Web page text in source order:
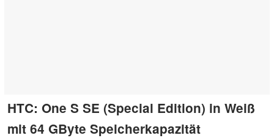
HTC: One S SE (Special Edition) in Weiß
mit 64 GByte Speicherkapazität